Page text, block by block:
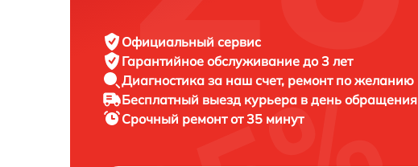
Официальный сервис
Гарантийное обслуживание до 3 лет
Диагностика за наш счет, ремонт по желанию
Бесплатный выезд курьера в день обращения
Срочный ремонтот 35 минут